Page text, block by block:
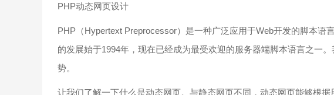
PHP动态网页设计
PHP（Hypertext Preprocessor）是一种广泛应用于Web开发的脚本语
的发展始于1994年，现在已经成为最受欢迎的服务器端脚本语言之一
势。
让我们了解一下什么是动态网页。与静态网页不同，动态网页能够根